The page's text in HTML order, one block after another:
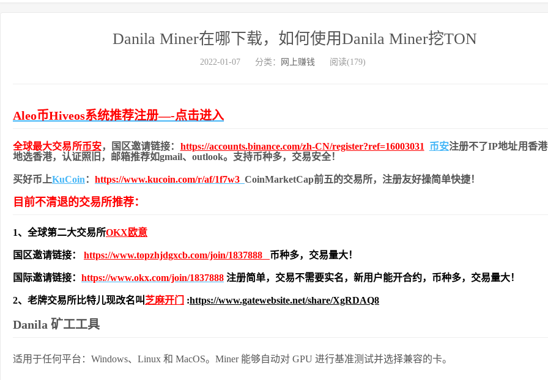
Danila Miner在哪下载，如何使用Danila Miner挖TON
2022-01-07 分类： 网上赚钱 阅读(179)
Aleo币Hiveos系统推荐注册—-点击进入
全球最大交易所币安，国区邀请链接： https://accounts.binance.com/zh-CN/register?ref=16003031 币安注册不了IP地址用香
地选香港，认证照旧， 邮箱推荐如gmail、outlook。支持币种多，交易安全！
买好币上KuCoin ： https://www.kucoin.com/r/af/1f7w3 CoinMarketCap前五的交易所，注册友好操简单快捷！
目前不清退的交易所推荐：
1、全球第二大交易所OKX欧意
国区邀请链接： https://www.topzhjdgxcb.com/join/1837888 币种多，交易量大！
国际邀请链接： https://www.okx.com/join/1837888 注册简单，交易不需要实名，新用户能开合约， 币种多，交易量大！
2、老牌交易所比特儿现改名叫 芝麻开门 :https://www.gatewebsite.net/share/XgRDAQ8
Danila 矿工工具
适用于任何平台：Windows、Linux 和 MacOS。Miner 能够自动对 GPU 进行基准测试并选择兼容的卡。